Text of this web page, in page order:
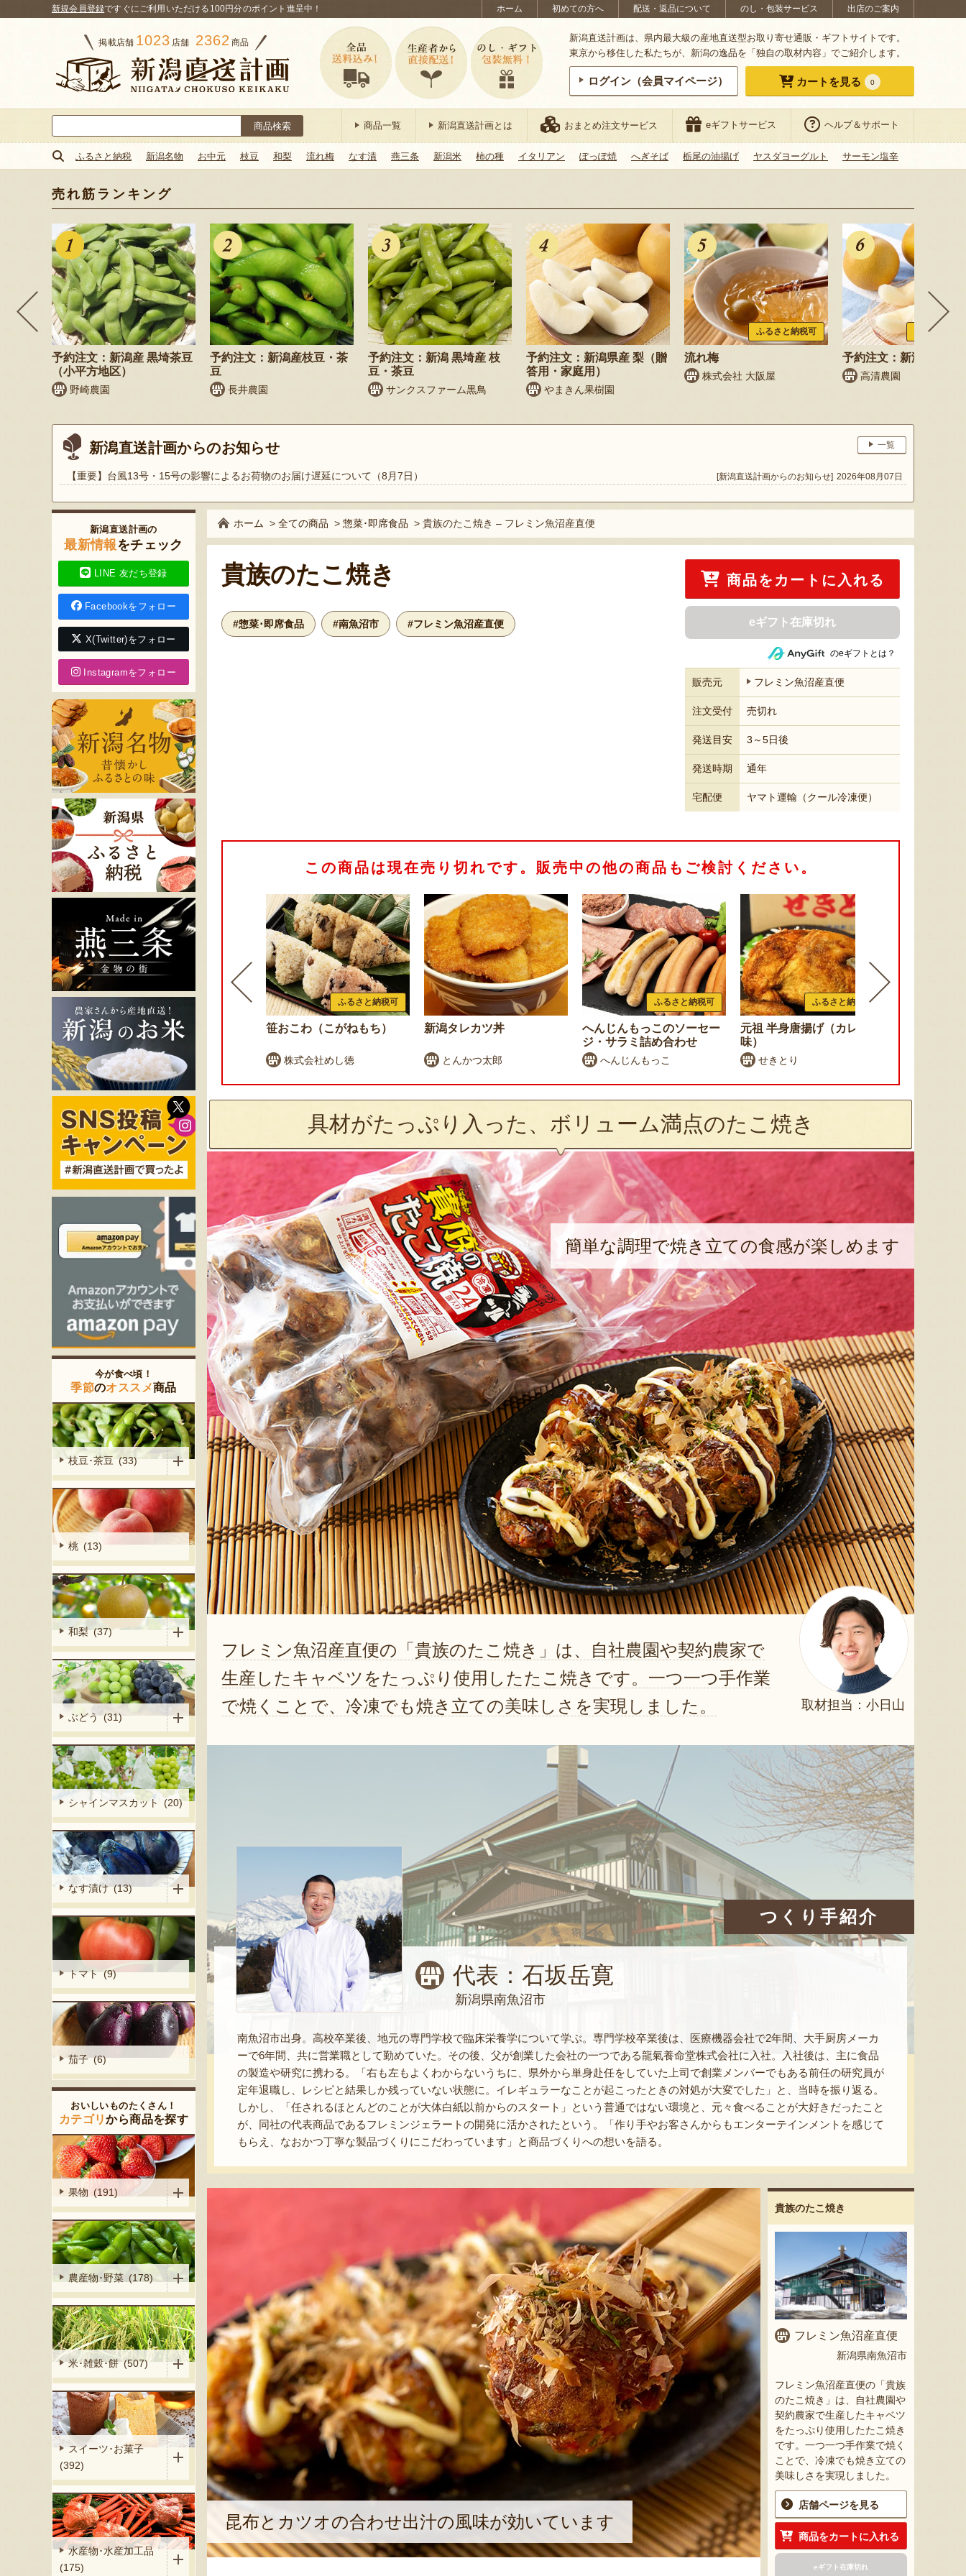
ホーム 初めての方へ 配送・返品について のし・包装サービス 出店のご案内
新規会員登録ですぐにご利用いただける100円分のポイント進呈中！
掲載店舗 1023 店舗 2362 商品
新潟直送計画は、県内最大級の産地直送型お取り寄せ通販・ギフトサイトです。
東京から移住した私たちが、新潟の逸品を「独自の取材内容」でご紹介します。
ログイン（会員マイページ） カートを見る 0
索:
商品一覧 新潟直送計画とは おまとめ注文サービス eギフトサービス ヘルプ＆サポート
ふるさと納税 新潟名物 お中元 枝豆 和梨 流れ梅 なす漬 燕三条 新潟米 柿の種 イタリアン ぽっぽ焼 へぎそば 栃尾の油揚げ ヤスダヨーグルト サーモン塩辛
売れ筋ランキング
予約注文：新潟産 黒埼茶豆
（小平方地区）
野崎農園
予約注文：新潟産枝豆・茶
豆
長井農園
予約注文：新潟 黒埼産 枝
豆・茶豆
サンクスファーム黒鳥
予約注文：新潟県産 梨（贈
答用・家庭用）
やまきん果樹園
ふるさと納税可
流れ梅
株式会社 大阪屋
ふるさと納
予約注文：新潟県産 梨
高清農園
新潟直送計画からのお知らせ 一覧
【重要】台風13号・15号の影響によるお荷物のお届け遅延について（8月7日） [新潟直送計画からのお知らせ] 2026年08月07日
ホーム > 全ての商品 > 惣菜･即席食品 > 貴族のたこ焼き – フレミン魚沼産直便
貴族のたこ焼き
#惣菜･即席食品 #南魚沼市 #フレミン魚沼産直便
商品をカートに入れる
eギフト在庫切れ
のeギフトとは？
販売元 フレミン魚沼産直便
注文受付 売切れ
発送目安 3～5日後
発送時期 通年
宅配便 ヤマト運輸（クール冷凍便）
この商品は現在売り切れです。販売中の他の商品もご検討ください。
栃尾挟み油揚げセット
まめ工房 ぽっぽ
ふるさと納税可
笹おこわ（こがねもち）
株式会社めし徳
新潟タレカツ丼
とんかつ太郎
ふるさと納税可
へんじんもっこのソーセー
ジ・サラミ詰め合わせ
へんじんもっこ
ふるさと納税可
元祖 半身唐揚げ（カレー
味）
せきとり
具材がたっぷり入った、ボリューム満点のたこ焼き
簡単な調理で焼き立ての食感が楽しめます
取材担当：小日山
フレミン魚沼産直便の「貴族のたこ焼き」は、自社農園や契約農家で
生産したキャベツをたっぷり使用したたこ焼きです。一つ一つ手作業
で焼くことで、冷凍でも焼き立ての美味しさを実現しました。
つくり手紹介
代表：石坂岳寛
新潟県南魚沼市
南魚沼市出身。高校卒業後、地元の専門学校で臨床栄養学について学ぶ。専門学校卒業後は、医療機器会社で2年間、大手厨房メーカ
ーで6年間、共に営業職として勤めていた。その後、父が創業した会社の一つである龍氣養命堂株式会社に入社。入社後は、主に食品
の製造や研究に携わる。「右も左もよくわからないうちに、県外から単身赴任をしていた上司で創業メンバーでもある前任の研究員が
定年退職し、レシピと結果しか残っていない状態に。イレギュラーなことが起こったときの対処が大変でした」と、当時を振り返る。
しかし、「任されるほとんどのことが大体白紙以前からのスタート」という普通ではない環境と、元々食べることが大好きだったこと
が、同社の代表商品であるフレミンジェラートの開発に活かされたという。「作り手やお客さんからもエンターテインメントを感じて
もらえ、なおかつ丁寧な製品づくりにこだわっています」と商品づくりへの想いを語る。
昆布とカツオの合わせ出汁の風味が効いています
貴族のたこ焼き
フレミン魚沼産直便
新潟県南魚沼市
フレミン魚沼産直便の「貴族
のたこ焼き」は、自社農園や
契約農家で生産したキャベツ
をたっぷり使用したたこ焼き
です。一つ一つ手作業で焼く
ことで、冷凍でも焼き立ての
美味しさを実現しました。
店舗ページを見る
商品をカートに入れる
eギフト在庫切れ
新潟直送計画の
最新情報をチェック
LINE 友だち登録
Facebookをフォロー
X(Twitter)をフォロー
Instagramをフォロー
今が食べ頃！
季節のオススメ商品
枝豆･茶豆 (33)
桃 (13)
和梨 (37)
ぶどう (31)
シャインマスカット (20)
なす漬け (13)
トマト (9)
茄子 (6)
おいしいものたくさん！
カテゴリから商品を探す
果物 (191)
農産物･野菜 (178)
米･雑穀･餅 (507)
スイーツ･お菓子
(392)
水産物･水産加工品
(175)